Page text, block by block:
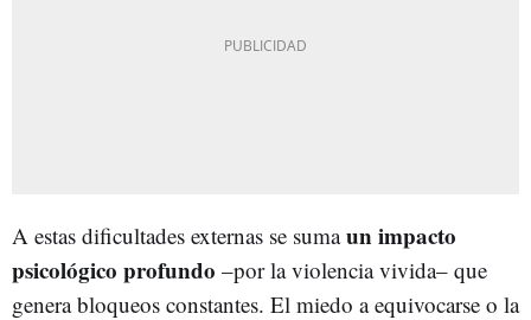
A estas dificultades externas se sumaun impacto
psicológico profundo –por la violencia vivida– que
genera bloqueos constantes. El miedo a equivocarse o la